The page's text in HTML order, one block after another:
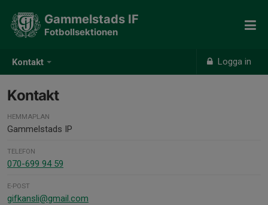
Kontakt Logga in
Gammelstads IF
Fotbollsektionen
Kontakt
HEMMAPLAN
Gammelstads IP
TELEFON
070-699 94 59
E-POST
gifkansli@gmail.com